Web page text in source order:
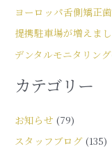
ヨーロッパ舌側矯正
提携駐車場が増えまし
デンタルモニタリン
カテゴリー
お知らせ (79)
スタッフブログ (135)